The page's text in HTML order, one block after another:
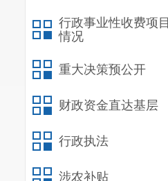
行政事业性收费项目
情况
重大决策预公开
财政资金直达基层
行政执法
涉农补贴